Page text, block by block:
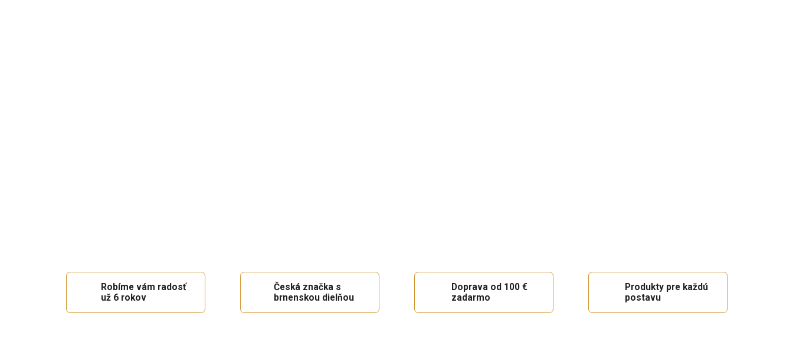
Robíme vám radosť
už 6 rokov
Česká značka s
brnenskou dielňou
Doprava od 100 €
zadarmo
Produkty pre každú
postavu